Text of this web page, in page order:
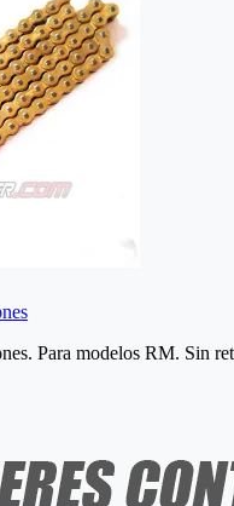
Para modelos RM. Sin